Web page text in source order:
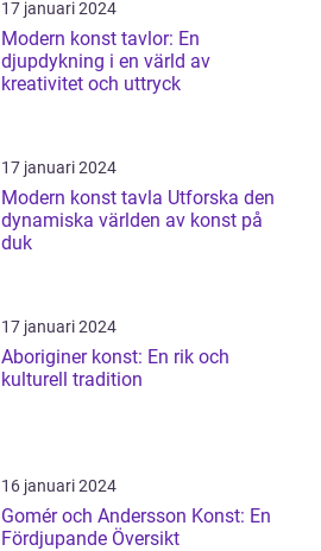
17 januari 2024
Modern konst tavlor: En
djupdykning i en värld av
kreativitet och uttryck
17 januari 2024
Modern konst tavla Utforska den
dynamiska världen av konst på
duk
17 januari 2024
Aboriginer konst: En rik och
kulturell tradition
16 januari 2024
Gomér och Andersson Konst: En
Fördjupande Översikt